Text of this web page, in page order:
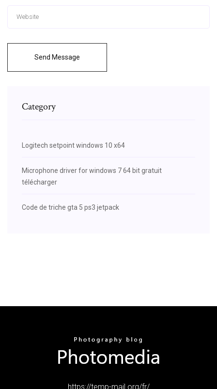
Send Message
Category
Logitech setpoint windows 10 x64
Microphone driver for windows 7 64 bit gratuit
télécharger
Code de triche gta 5 ps3 jetpack
https://temp-mail.org/fr/